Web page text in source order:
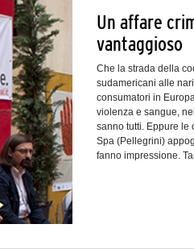
Un affare
vantaggioso
Che la strada della
sudamericani alle
consumatori in
violenza e sangue,
sanno tutti. Eppure le
Spa (Pellegrini)
fanno impressione.